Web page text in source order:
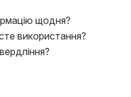
щодня?
використання?